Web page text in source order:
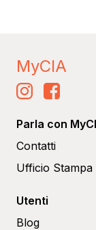
MyCIA
Parla con
Contatti
Ufficio Stampa
Utenti
Blog